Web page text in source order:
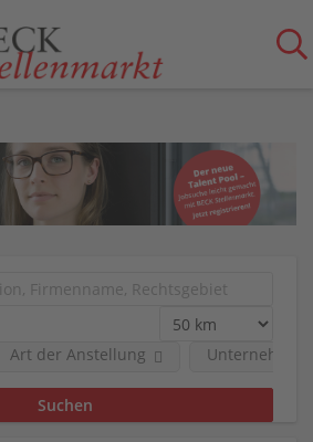
Art der Anstellung Unternehmen